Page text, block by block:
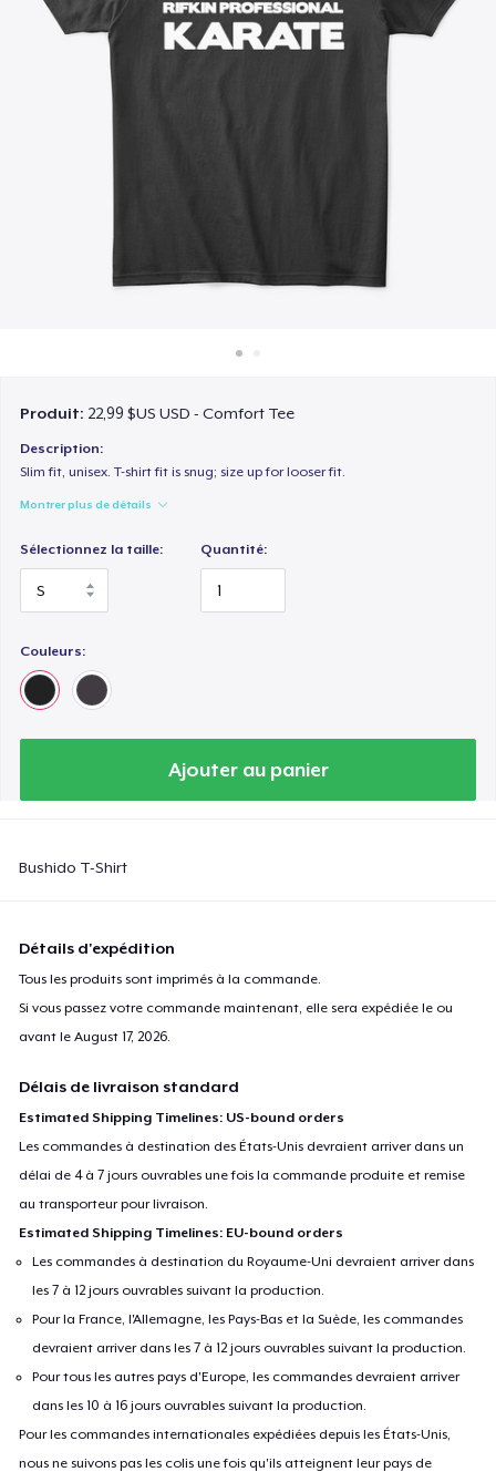
Vendez partout
Produit: 22,99 $US USD - Comfort Tee
Description:
Slim fit, unisex. T-shirt fit is snug; size up for looser fit.
Montrer plus de détails
Sélectionnez la taille: Quantité:
Couleurs:
Ajouter au panier
Bushido T-Shirt
Détails d'expédition
Tous les produits sont imprimés à la commande.
Si vous passez votre commande maintenant, elle sera expédiée le ou
avant leAugust 17, 2026
Délais de livraison standard
Estimated Shipping Timelines: US-bound orders
Les commandes à destination des États-Unis devraient arriver dans un
délai de 4 à 7 jours ouvrables une fois la commande produite et remise
au transporteur pour livraison.
Estimated Shipping Timelines: EU-bound orders
Les commandes à destination du Royaume-Uni devraient arriver dans
les 7 à 12 jours ouvrables suivant la production.
Pour la France, l'Allemagne, les Pays-Bas et la Suède, les commandes
devraient arriver dans les 7 à 12 jours ouvrables suivant la production.
Pour tous les autres pays d'Europe, les commandes devraient arriver
dans les 10 à 16 jours ouvrables suivant la production.
Pour les commandes internationales expédiées depuis les États-Unis,
nous ne suivons pas les colis une fois qu'ils atteignent leur pays de